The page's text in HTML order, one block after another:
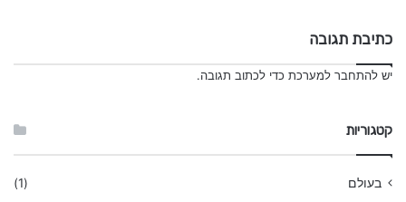
כתיבת תגובה
יש להתחבר למערכת כדי לכתוב תגובה.
קטגוריות
בעולם
(1)